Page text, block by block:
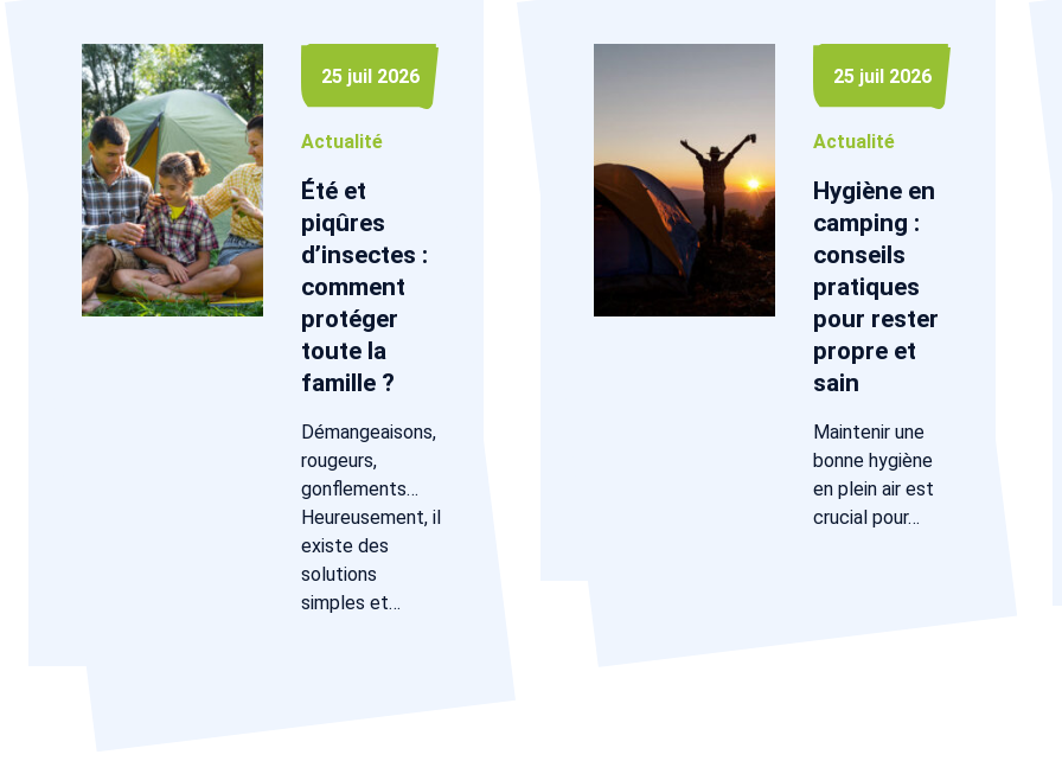
25 juil 2026
Actualité
Été et
piqûres
d’insectes :
comment
protéger
toute la
famille ?
Démangeaisons,
rougeurs,
gonflements…
Heureusement, il
existe des
solutions
simples et…
25 juil 2026
Actualité
Hygiène en
camping :
conseils
pratiques
pour rester
propre et
sain
Maintenir une
bonne hygiène
en plein air est
crucial pour…